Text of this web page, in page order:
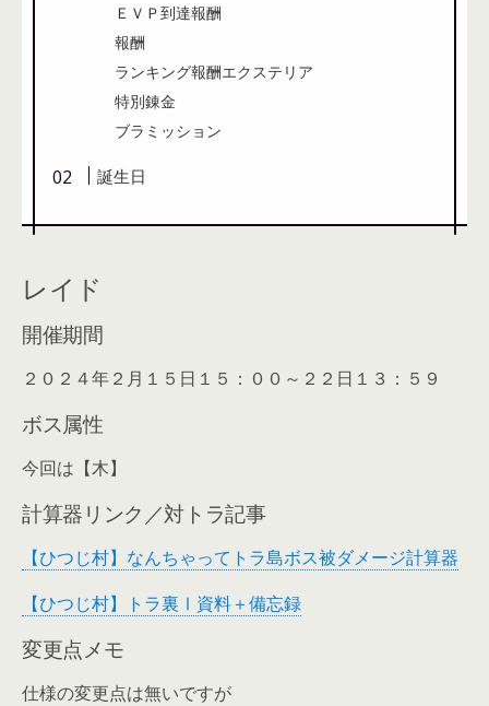
ＥＶＰ到達報酬
報酬
ランキング報酬エクステリア
特別錬金
ブラミッション
誕生日
レイド
開催期間
２０２４年２月１５日１５：００～２２日１３：５９
ボス属性
今回は【木】
計算器リンク／対トラ記事
【ひつじ村】なんちゃってトラ島ボス被ダメージ計算器
【ひつじ村】トラ裏Ⅰ資料＋備忘録
変更点メモ
仕様の変更点は無いですが